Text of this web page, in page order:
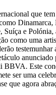
que
Suíça e Polónia,
como uma
testemunhar
anunciado
BBVA. Este
ser uma
que agora